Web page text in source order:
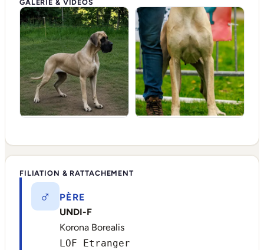
GALERIE & VIDÉOS
FILIATION & RATTACHEMENT
♂
PÈRE
UNDI-F
Korona Borealis
LOF Etranger